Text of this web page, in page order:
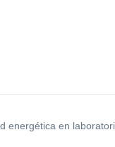
energética en